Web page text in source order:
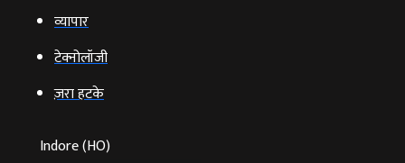
व्‍यापार
टेक्‍नोलॉजी
ज़रा हटके
Indore (HO)